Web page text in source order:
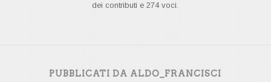
dei contributi e 274 voci.
PUBBLICATI DA ALDO_FRANCISCI